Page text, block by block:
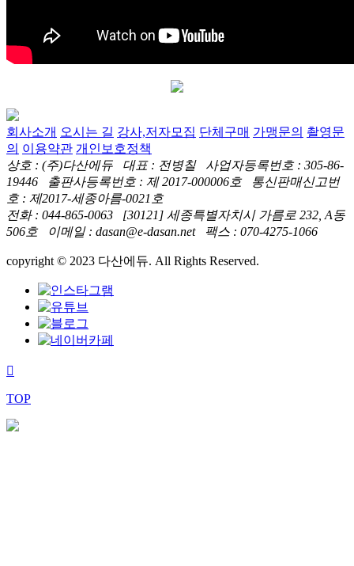
회사소개 오시는 길 강사,저자모집 단체구매 가맹문의 촬영문
의 이용약관 개인보호정책
상호 : (주)다산에듀 대표 : 전병칠 사업자등록번호 : 305-86-
19446 출판사등록번호 : 제 2017-000006호 통신판매신고번
호 : 제2017-세종아름-0021호
전화 : 044-865-0063 [30121] 세종특별자치시 가름로 232, A동
506호 이메일 : dasan@e-dasan.net 팩스 : 070-4275-1066
copyright © 2023 다산에듀. All Rights Reserved.
TOP